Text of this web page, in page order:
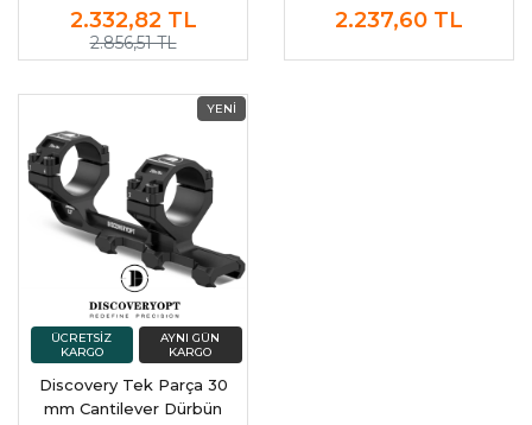
2.332,82 TL
2.856,51 TL
2.237,60 TL
Discovery Tek Parça 30
mm Cantilever Dürbün